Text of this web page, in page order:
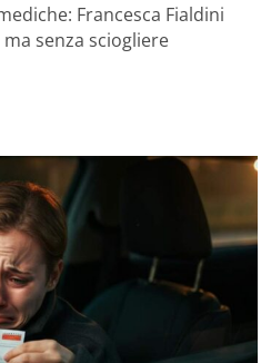
Francesca Fialdini
senza sciogliere